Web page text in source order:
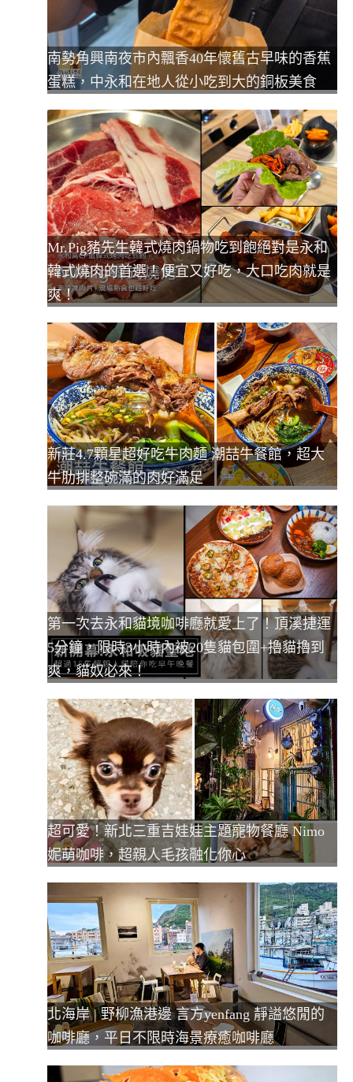
南勢角興南夜市內飄香40年懷舊古早味的香蕉
蛋糕，中永和在地人從小吃到大的銅板美食
Mr.Pig豬先生韓式燒肉鍋物吃到飽絕對是永和
韓式燒肉的首選！便宜又好吃，大口吃肉就是
爽！
新莊4.7顆星超好吃牛肉麵 潮喆牛餐館，超大
牛肋排整碗滿的肉好滿足
第一次去永和貓境咖啡廳就愛上了！頂溪捷運
5分鐘，限時3小時內被20隻貓包圍+擼貓擼到
爽，貓奴必來！
超可愛！新北三重吉娃娃主題寵物餐廳 Nimo
妮萌咖啡，超親人毛孩融化你心
北海岸 | 野柳漁港邊 言方yenfang 靜謚悠閒的
咖啡廳，平日不限時海景療癒咖啡廳